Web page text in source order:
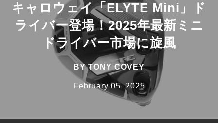
キャロウェイ「ELYTE Mini」ド
ライバー登場！2025年最新ミニ
ドライバー市場に旋風
BYTONY COVEY
February 05, 2025
NEW RELEASES 新製品情報
HOW TO ゴルフ上達・実践テクニック
テスト・データ検証
ゴルフニュース
※メーカー名やクラブ名など、検索したい事柄を入
力してください。
検索